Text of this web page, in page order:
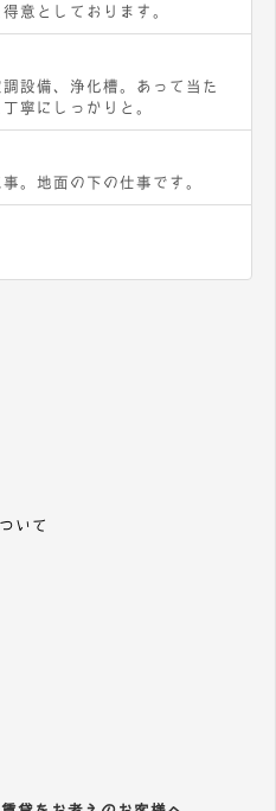
意としております。
設備、浄化槽。あって当た
寧にしっかりと。
。地面の下の仕事です。
いて